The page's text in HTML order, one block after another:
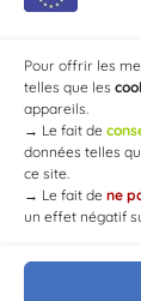
Pour offrir les
telles que les
appareils.
→ Le fait de
données telles
ce site.
→ Le fait de ne
un effet négatif